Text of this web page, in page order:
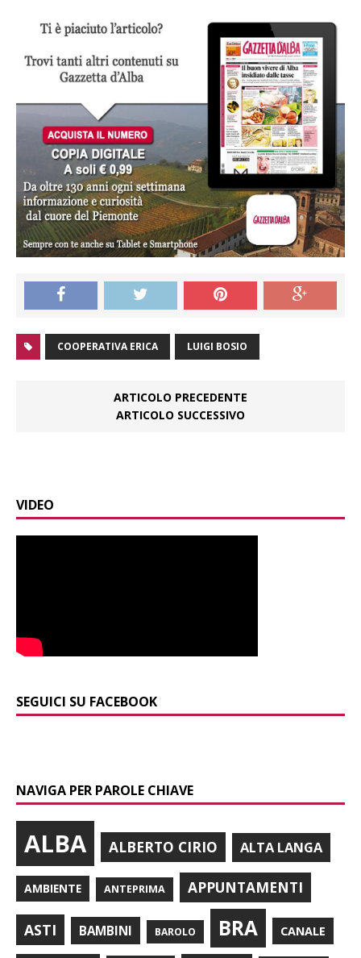
COOPERATIVA ERICA LUIGI BOSIO
ARTICOLO PRECEDENTE
ARTICOLO SUCCESSIVO
VIDEO
SEGUICI SU FACEBOOK
NAVIGA PER PAROLE CHIAVE
ALBA ALBERTO CIRIO ALTA LANGA
AMBIENTE ANTEPRIMA APPUNTAMENTI
ASTI BAMBINI BAROLO BRA CANALE